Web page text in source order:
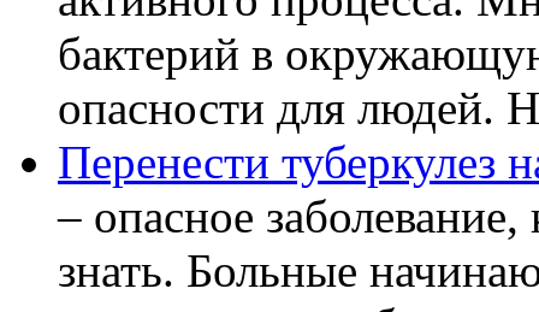
бактерий в
опасности для людей.
Перенести туберкулез
– опасное
знать. Больные